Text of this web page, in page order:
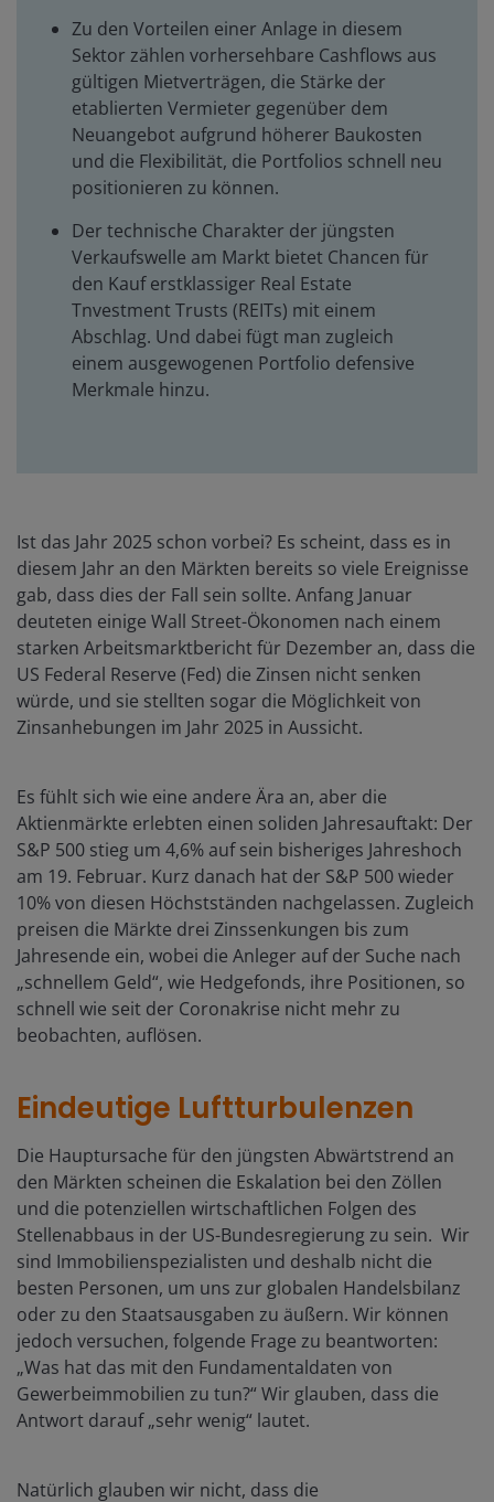
Zu den Vorteilen einer Anlage in diesem
Sektor zählen vorhersehbare Cashflows aus
gültigen Mietverträgen, die Stärke der
etablierten Vermieter gegenüber dem
Neuangebot aufgrund höherer Baukosten
und die Flexibilität, die Portfolios schnell neu
positionieren zu können.
Der technische Charakter der jüngsten
Verkaufswelle am Markt bietet Chancen für
den Kauf erstklassiger Real Estate
Tnvestment Trusts (REITs) mit einem
Abschlag. Und dabei fügt man zugleich
einem ausgewogenen Portfolio defensive
Merkmale hinzu.
Ist das Jahr 2025 schon vorbei? Es scheint, dass es in
diesem Jahr an den Märkten bereits so viele Ereignisse
gab, dass dies der Fall sein sollte. Anfang Januar
deuteten einige Wall Street-Ökonomen nach einem
starken Arbeitsmarktbericht für Dezember an, dass die
US Federal Reserve (Fed) die Zinsen nicht senken
würde, und sie stellten sogar die Möglichkeit von
Zinsanhebungen im Jahr 2025 in Aussicht.
Es fühlt sich wie eine andere Ära an, aber die
Aktienmärkte erlebten einen soliden Jahresauftakt: Der
S&P 500 stieg um 4,6% auf sein bisheriges Jahreshoch
am 19. Februar. Kurz danach hat der S&P 500 wieder
10% von diesen Höchstständen nachgelassen. Zugleich
preisen die Märkte drei Zinssenkungen bis zum
Jahresende ein, wobei die Anleger auf der Suche nach
„schnellem Geld“, wie Hedgefonds, ihre Positionen, so
schnell wie seit der Coronakrise nicht mehr zu
beobachten, auflösen.
Eindeutige Luftturbulenzen
Die Hauptursache für den jüngsten Abwärtstrend an
den Märkten scheinen die Eskalation bei den Zöllen
und die potenziellen wirtschaftlichen Folgen des
Stellenabbaus in der US-Bundesregierung zu sein. Wir
sind Immobilienspezialisten und deshalb nicht die
besten Personen, um uns zur globalen Handelsbilanz
oder zu den Staatsausgaben zu äußern. Wir können
jedoch versuchen, folgende Frage zu beantworten:
„Was hat das mit den Fundamentaldaten von
Gewerbeimmobilien zu tun?“ Wir glauben, dass die
Antwort darauf „sehr wenig“ lautet.
Natürlich glauben wir nicht, dass die